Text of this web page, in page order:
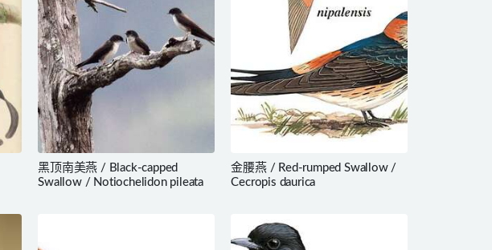
黑顶南美燕 / Black-capped
Swallow / Notiochelidon pileata
金腰燕 / Red-rumped Swallow /
Cecropis daurica